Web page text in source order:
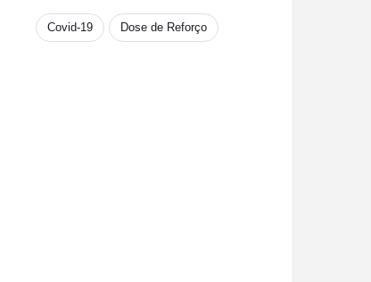
Covid-19 Dose de Reforço